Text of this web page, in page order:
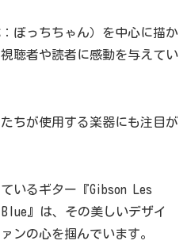
ぼっちちゃん）を中心に描か
聴者や読者に感動を与えてい
ちが使用する楽器にも注目が
いるギター『Gibson Les
』は、その美しいデザイ
ンの心を掴んでいます。